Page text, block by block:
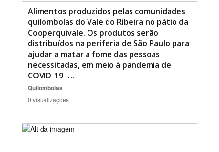
Alimentos produzidos pelas comunidades
quilombolas do Vale do Ribeira no pátio da
Cooperquivale. Os produtos serão
distribuídos na periferia de São Paulo para
ajudar a matar a fome das pessoas
necessitadas, em meio à pandemia de
COVID-19 -…
Quilombolas
0 visualizações